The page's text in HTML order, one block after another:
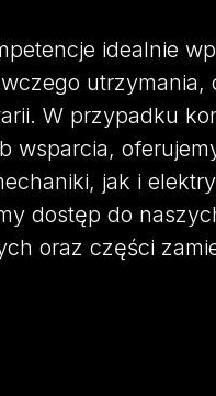
idealnie
utrzymania,
W przypadku
wsparcia,
jak i
dostęp do
oraz części